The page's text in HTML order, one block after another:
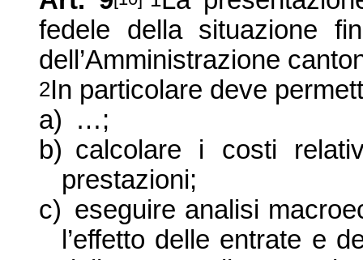
fedele della situazione
dell’Amministrazione
2In particolare deve
a)
…;
b) calcolare i costi
prestazioni;
c) eseguire analisi
l’effetto delle entrate e